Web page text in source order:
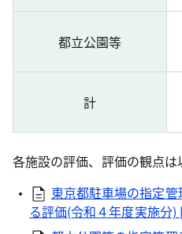
都立公園等
計
各施設の評価、評価の観点は
東京都駐車場の指定
る評価(令和４年度実施分)